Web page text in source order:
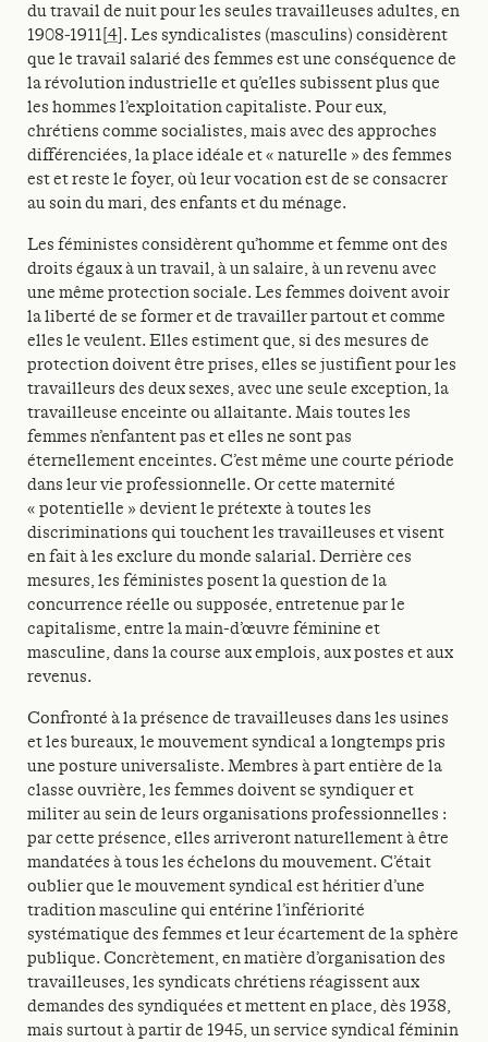
du travail de nuit pour les seules travailleuses adultes, en
1908-1911 [4] . Les syndicalistes (masculins) considèrent
que le travail salarié des femmes est une conséquence de
la révolution industrielle et qu’elles subissent plus que
les hommes l’exploitation capitaliste. Pour eux,
chrétiens comme socialistes, mais avec des approches
différenciées, la place idéale et « naturelle » des femmes
est et reste le foyer, où leur vocation est de se consacrer
au soin du mari, des enfants et du ménage.
Les féministes considèrent qu’homme et femme ont des
droits égaux à un travail, à un salaire, à un revenu avec
une même protection sociale. Les femmes doivent avoir
la liberté de se former et de travailler partout et comme
elles le veulent. Elles estiment que, si des mesures de
protection doivent être prises, elles se justifient pour les
travailleurs des deux sexes, avec une seule exception, la
travailleuse enceinte ou allaitante. Mais toutes les
femmes n’enfantent pas et elles ne sont pas
éternellement enceintes. C’est même une courte période
dans leur vie professionnelle. Or cette maternité
« potentielle » devient le prétexte à toutes les
discriminations qui touchent les travailleuses et visent
en fait à les exclure du monde salarial. Derrière ces
mesures, les féministes posent la question de la
concurrence réelle ou supposée, entretenue par le
capitalisme, entre la main-d’œuvre féminine et
masculine, dans la course aux emplois, aux postes et aux
revenus.
Confronté à la présence de travailleuses dans les usines
et les bureaux, le mouvement syndical a longtemps pris
une posture universaliste. Membres à part entière de la
classe ouvrière, les femmes doivent se syndiquer et
militer au sein de leurs organisations professionnelles :
par cette présence, elles arriveront naturellement à être
mandatées à tous les échelons du mouvement. C’était
oublier que le mouvement syndical est héritier d’une
tradition masculine qui entérine l’infériorité
systématique des femmes et leur écartement de la sphère
publique. Concrètement, en matière d’organisation des
travailleuses, les syndicats chrétiens réagissent aux
demandes des syndiquées et mettent en place, dès 1938,
mais surtout à partir de 1945, un service syndical féminin